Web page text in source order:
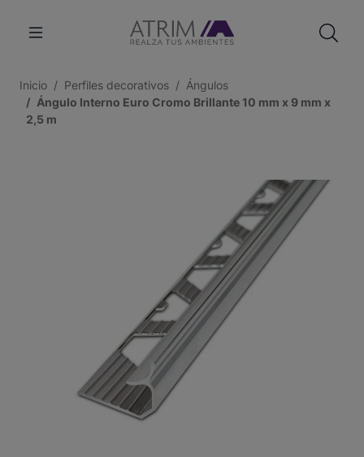
Inicio Perfiles decorativos
Ángulos
Ángulo Interno Euro Cromo Brillante 10 mm x 9 mm x
2,5 m